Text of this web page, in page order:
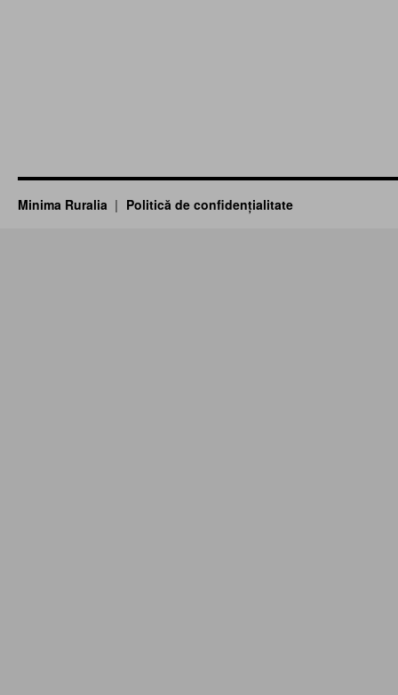
Minima Ruralia Politică de confidențialitate